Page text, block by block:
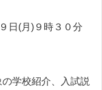
日(月)９時３０分
学校紹介、入試説